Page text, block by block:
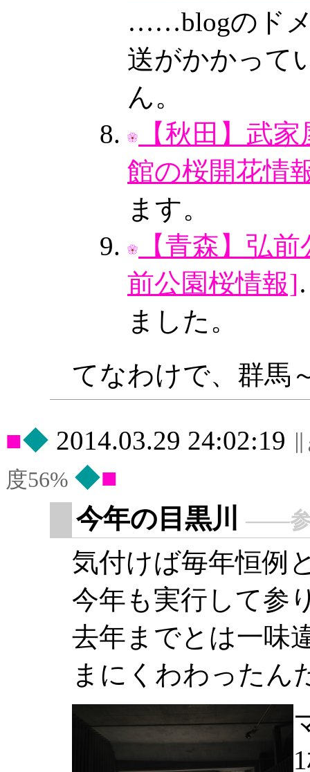
……blogのド
送がかかって
ん。
【秋田】武
館の桜開花情
ます。
【青森】弘
前公園桜情報]
ました。
てなわけで、群馬
◆ 2014.03.29 24:02:19
度56% ◆
今年の目黒川――
気付けば毎年恒例
今年も実行して参
去年までとは一味
まにくわわったん